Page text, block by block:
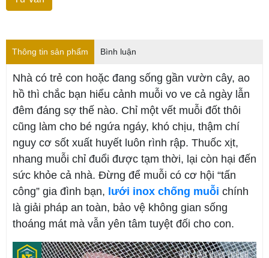
Thông tin sản phẩm Bình luận
Nhà có trẻ con hoặc đang sống gần vườn cây, ao
hồ thì chắc bạn hiểu cảnh muỗi vo ve cả ngày lẫn
đêm đáng sợ thế nào. Chỉ một vết muỗi đốt thôi
cũng làm cho bé ngứa ngáy, khó chịu, thậm chí
nguy cơ sốt xuất huyết luôn rình rập. Thuốc xịt,
nhang muỗi chỉ đuổi được tạm thời, lại còn hại đến
sức khỏe cả nhà. Đừng để muỗi có cơ hội “tấn
công” gia đình bạn, lưới inox chống muỗi chính
là giải pháp an toàn, bảo vệ không gian sống
thoáng mát mà vẫn yên tâm tuyệt đối cho con.